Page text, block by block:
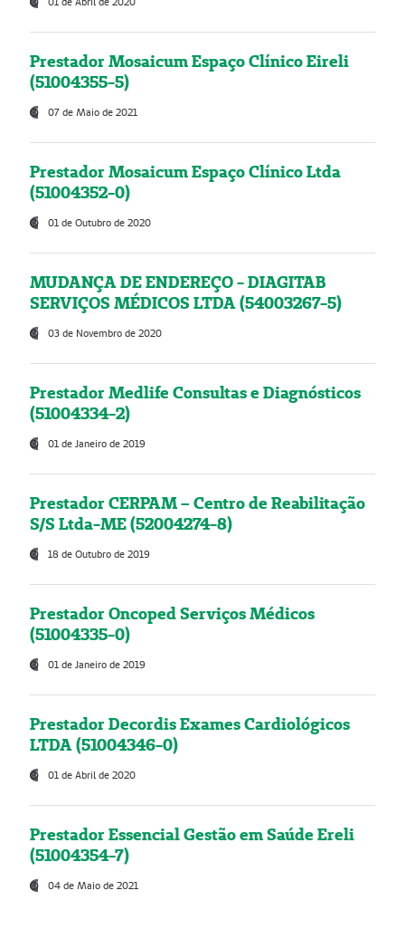
Prestador Mosaicum Espaço Clínico Eireli
(51004355-5)
07 de Maio de 2021
Prestador Mosaicum Espaço Clínico Ltda
(51004352-0)
01 de Outubro de 2020
MUDANÇA DE ENDEREÇO - DIAGITAB
SERVIÇOS MÉDICOS LTDA (54003267-5)
03 de Novembro de 2020
Prestador Medlife Consultas e Diagnósticos
(51004334-2)
01 de Janeiro de 2019
Prestador CERPAM – Centro de Reabilitação
S/S Ltda-ME (52004274-8)
18 de Outubro de 2019
Prestador Oncoped Serviços Médicos
(51004335-0)
01 de Janeiro de 2019
Prestador Decordis Exames Cardiológicos
LTDA (51004346-0)
01 de Abril de 2020
Prestador Essencial Gestão em Saúde Ereli
(51004354-7)
04 de Maio de 2021